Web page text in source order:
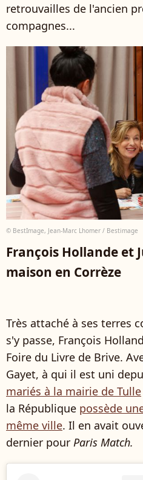
retrouvailles de l'ancien
compagnes...
© BestImage, Jean-Marc Lhomer / Bestimage
François Hollande et
maison en Corrèze
Très attaché à ses terres
s'y passe, François
Foire du Livre de Brive.
Gayet, à qui il est uni
mariés à la mairie de Tulle
la République possède
même ville. Il en avait
dernier pour Paris Match.